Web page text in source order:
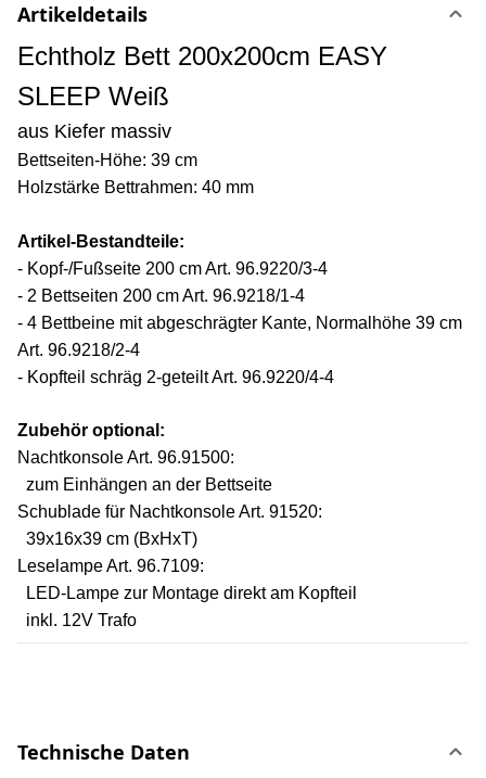
Artikeldetails
Echtholz Bett 200x200cm EASY
SLEEP Weiß
aus Kiefer massiv
Bettseiten-Höhe: 39 cm
Holzstärke Bettrahmen: 40 mm
Artikel-Bestandteile:
- Kopf-/Fußseite 200 cm Art. 96.9220/3-4
- 2 Bettseiten 200 cm Art. 96.9218/1-4
- 4 Bettbeine mit abgeschrägter Kante, Normalhöhe 39 cm
Art. 96.9218/2-4
- Kopfteil schräg 2-geteilt Art. 96.9220/4-4
Zubehör optional:
Nachtkonsole Art. 96.91500:
zum Einhängen an der Bettseite
Schublade für Nachtkonsole Art. 91520:
39x16x39 cm (BxHxT)
Leselampe Art. 96.7109:
LED-Lampe zur Montage direkt am Kopfteil
inkl. 12V Trafo
Technische Daten